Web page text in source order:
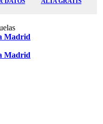
Madrid
Madrid